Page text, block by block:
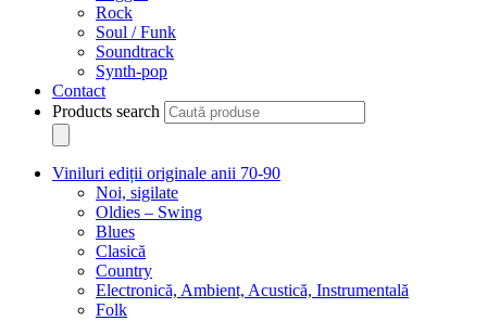
Rock
Soul / Funk
Soundtrack
Synth-pop
Contact
Products search
Viniluri ediții originale anii 70-90
Noi, sigilate
Oldies – Swing
Blues
Clasică
Country
Electronică, Ambient, Acustică, Instrumentală
Folk